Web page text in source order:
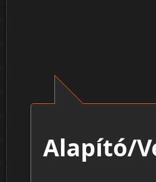
Alapító/